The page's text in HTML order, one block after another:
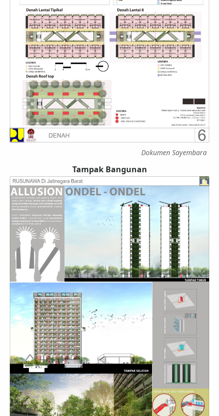
Dokumen Sayembara
Tampak Bangunan